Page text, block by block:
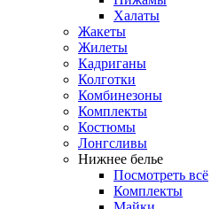
Халаты
Жакеты
Жилеты
Кадриганы
Колготки
Комбинезоны
Комплекты
Костюмы
Лонгсливы
Нижнее белье
Посмотреть всё
Комплекты